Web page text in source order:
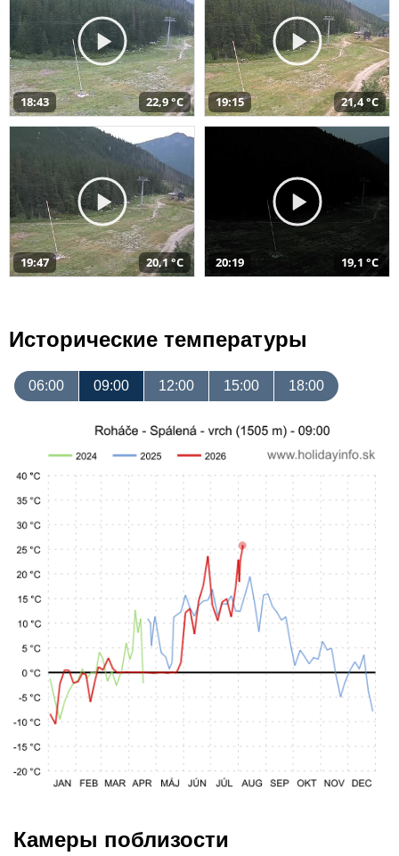
18:43 22,9 °C 19:15 21,4 °C
19:47 20,1 °C 20:19 19,1 °C
Исторические температуры
06:00 09:00 12:00 15:00 18:00
Камеры поблизости